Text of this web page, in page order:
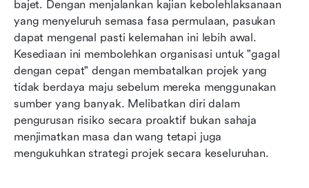
bajet. Dengan menjalankan kajian kebolehlaksanaan
yang menyeluruh semasa fasa permulaan, pasukan
dapat mengenal pasti kelemahan ini lebih awal.
Kesediaan ini membolehkan organisasi untuk "gagal
dengan cepat" dengan membatalkan projek yang
tidak berdaya maju sebelum mereka menggunakan
sumber yang banyak. Melibatkan diri dalam
pengurusan risiko secara proaktif bukan sahaja
menjimatkan masa dan wang tetapi juga
mengukuhkan strategi projek secara keseluruhan.